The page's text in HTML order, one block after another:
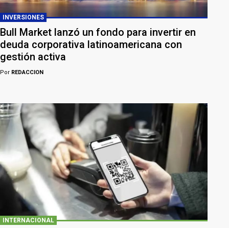
INVERSIONES
Bull Market lanzó un fondo para invertir en
deuda corporativa latinoamericana con
gestión activa
Por REDACCION
INTERNACIONAL